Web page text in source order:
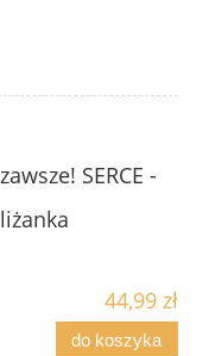
SERCE -
44,99 zł
do koszyka